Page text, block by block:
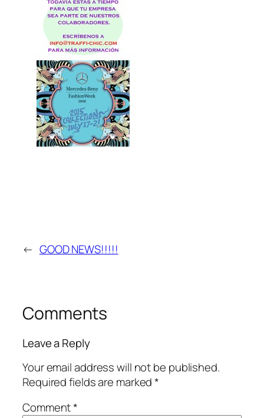
← GOOD NEWS!!!!!
Comments
Leave a Reply
Your email address will not be published.
Required fields are marked*
Comment*